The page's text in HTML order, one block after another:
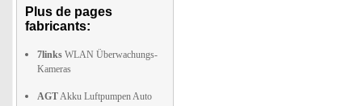
Plus de pages
fabricants:
7links WLAN Überwachungs-
Kameras
AGTAkku Luftpumpen Auto